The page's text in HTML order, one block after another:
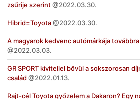
zsűrije szerint
2022.03.30.
Hibrid=Toyota 2022.03.30.
A magyarok kedvenc autómárkája továbbra
2022.03.03.
GR SPORT kivitellel bővül a sokszorosan
család
2022.01.13.
Rajt-cél Toyota győzelem a Dakaron? Egy